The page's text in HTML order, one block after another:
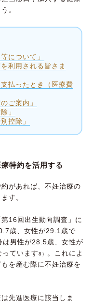
。
について」
利用される皆さま
払ったとき（医療費
ご案内」
」
控除」
特約を活用する
があれば、不妊治療の
す。
16回出生動向調査」に
歳、女性が29.1歳で
は男性が28.5歳、女性が
ています8）
。これによ
を産む際に不妊治療を
先進医療に該当しま